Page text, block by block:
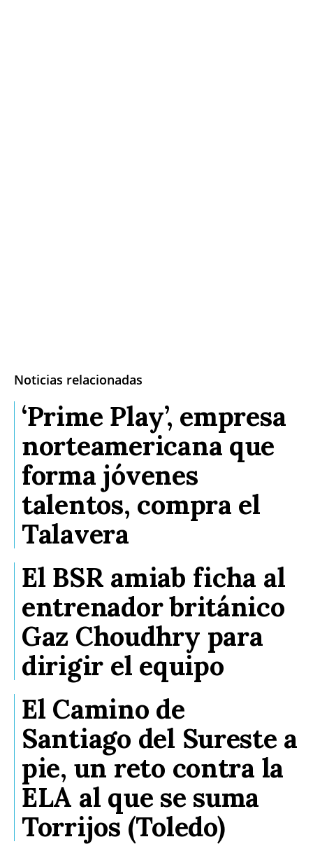
Noticias relacionadas
‘Prime Play’, empresa
norteamericana que
forma jóvenes
talentos, compra el
Talavera
El BSR amiab ficha al
entrenador británico
Gaz Choudhry para
dirigir el equipo
El Camino de
Santiago del Sureste a
pie, un reto contra la
ELA al que se suma
Torrijos (Toledo)